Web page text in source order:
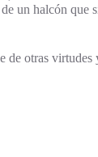
un halcón que
de otras virtudes